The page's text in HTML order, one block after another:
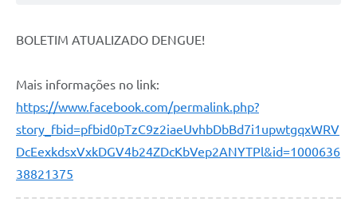
Legislação
Editais
Banco do Povo Paulista
BOLETIM ATUALIZADO DENGUE!
Mais informações no link:
https://www.facebook.com/permalink.php?
story_fbid=pfbid0pTzC9z2iaeUvhbDbBd7i1upwtgqxWRV
DcEexkdsxVxkDGV4b24ZDcKbVep2ANYTPl&id=1000636
38821375